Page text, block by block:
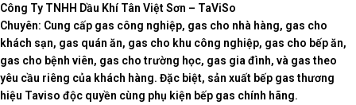
Công Ty TNHH Dầu Khí Tân Việt Sơn – TaViSo
Chuyên: Cung cấp gas công nghiệp, gas cho nhà hàng, gas cho
khách sạn, gas quán ăn, gas cho khu công nghiệp, gas cho bếp ăn,
gas cho bệnh viên, gas cho trường học, gas gia đình, và gas theo
yêu cầu riêng của khách hàng. Đặc biệt, sản xuất bếp gas thương
hiệu Taviso độc quyền cùng phụ kiện bếp gas chính hãng.